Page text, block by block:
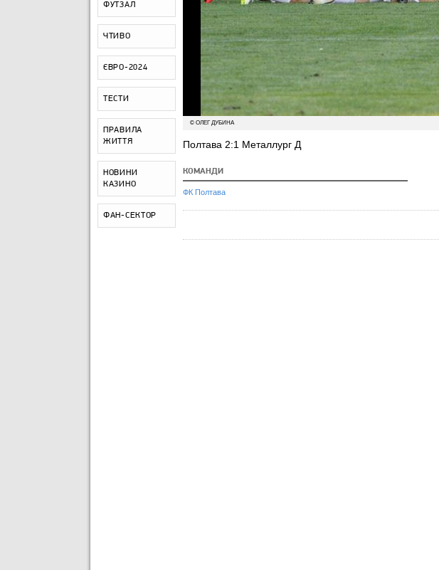
ФУТЗАЛ
ЧТИВО
ЄВРО-2024
ТЕСТИ
ПРАВИЛА
ЖИТТЯ
НОВИНИ
КАЗИНО
ФАН-СЕКТОР
© ОЛЕГ ДУБИНА
Полтава 2:1 Металлург Д
КОМАНДИ
ФК Полтава